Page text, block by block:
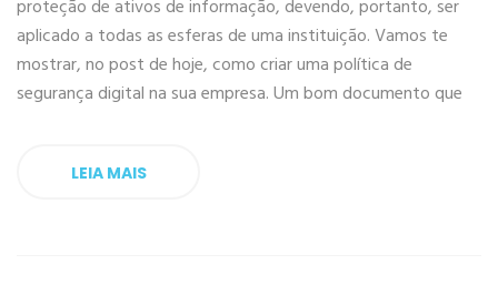
proteção de ativos de informação, devendo, portanto, ser
aplicado a todas as esferas de uma instituição. Vamos te
mostrar, no post de hoje, como criar uma política de
segurança digital na sua empresa. Um bom documento que
LEIA MAIS